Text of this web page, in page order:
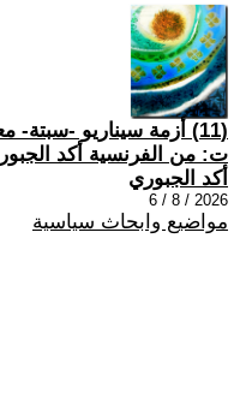
(11) أزمة سيناريو -سبتة-
ت: من الفرنسية أكد
أكد الجبوري
2026 / 8 / 6
مواضيع وابحاث سياسية